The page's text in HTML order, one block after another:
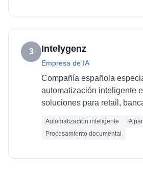
3 Intelygenz
Empresa de IA
Compañía española
automatización inteligente
soluciones para retail,
Automatización inteligente
IA
Procesamiento documental